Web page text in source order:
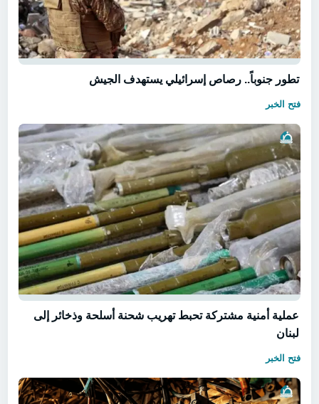
تطور جنوباً.. رصاص إسرائيلي يستهدف الجيش
فتح الخبر
عملية أمنية مشتركة تحبط تهريب شحنة أسلحة وذخائر إلى
لبنان
فتح الخبر